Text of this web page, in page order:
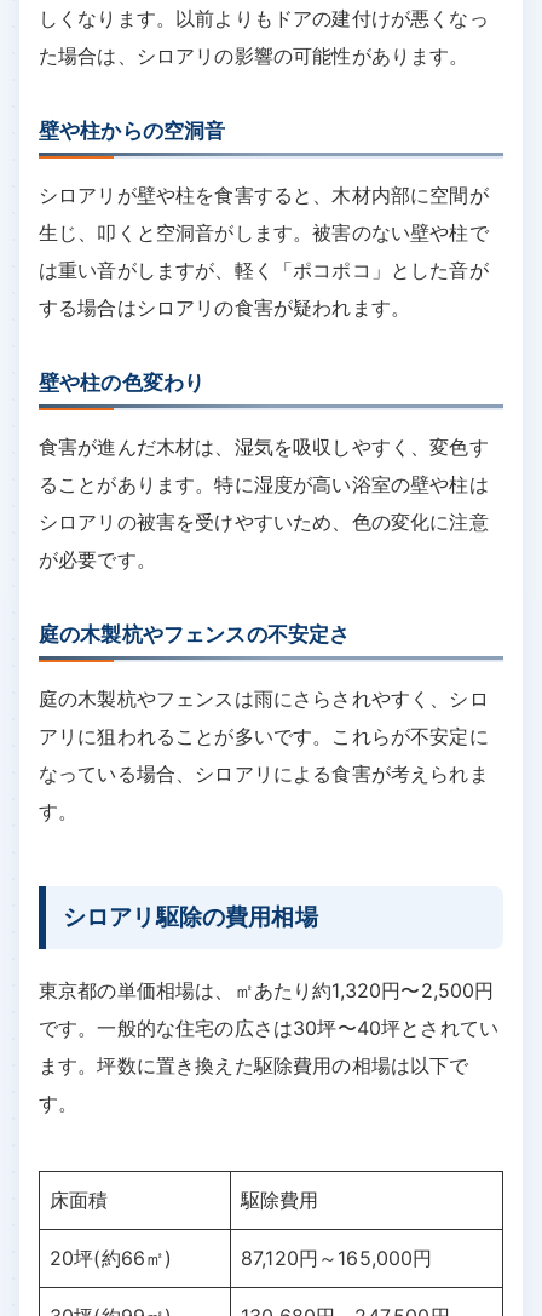
しくなります。以前よりもドアの建付けが悪くなっ
た場合は、シロアリの影響の可能性があります。
壁や柱からの空洞音
シロアリが壁や柱を食害すると、木材内部に空間が
生じ、叩くと空洞音がします。被害のない壁や柱で
は重い音がしますが、軽く「ポコポコ」とした音が
する場合はシロアリの食害が疑われます。
壁や柱の色変わり
食害が進んだ木材は、湿気を吸収しやすく、変色す
ることがあります。特に湿度が高い浴室の壁や柱は
シロアリの被害を受けやすいため、色の変化に注意
が必要です。
庭の木製杭やフェンスの不安定さ
庭の木製杭やフェンスは雨にさらされやすく、シロ
アリに狙われることが多いです。これらが不安定に
なっている場合、シロアリによる食害が考えられま
す。
シロアリ駆除の費用相場
東京都の単価相場は、㎡あたり約1,320円〜2,500円
です。一般的な住宅の広さは30坪〜40坪とされてい
ます。坪数に置き換えた駆除費用の相場は以下で
す。
床面積 駆除費用
20坪(約66㎡) 87,120円～165,000円